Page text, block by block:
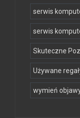
serwis
serwis
Skuteczne
Używane
wymień